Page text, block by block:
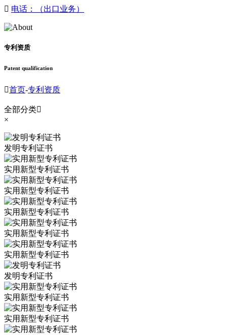
 电话：（出口业务）
专利资质
Patent qualification
首页-专利资质
全部分类
×
发明专利证书
实用新型专利证书
实用新型专利证书
实用新型专利证书
实用新型专利证书
实用新型专利证书
发明专利证书
实用新型专利证书
实用新型专利证书